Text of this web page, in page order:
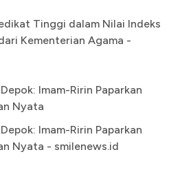
Tinggi dalam Nilai Indeks
Kementerian Agama -
Imam-Ririn Paparkan
Nyata
Imam-Ririn Paparkan
Nyata - smilenews.id